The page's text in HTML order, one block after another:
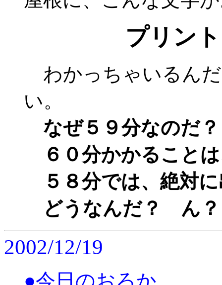
プリント
わかっちゃいるん
い。
なぜ５９分なのだ？
６０分かかること
５８分では、絶対
どうなんだ？ ん？
2002/12/19